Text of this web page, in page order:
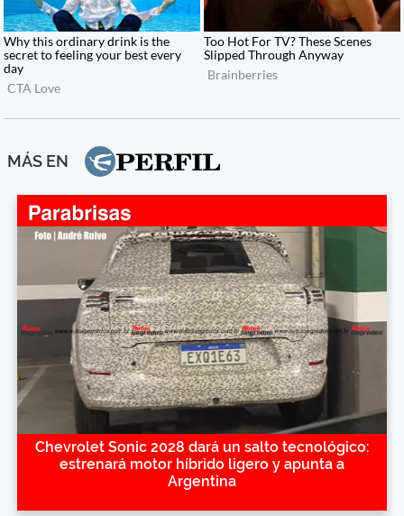
MÁS EN
Chevrolet Sonic 2028 dará un salto tecnológico:
estrenará motor híbrido ligero y apunta a
Argentina